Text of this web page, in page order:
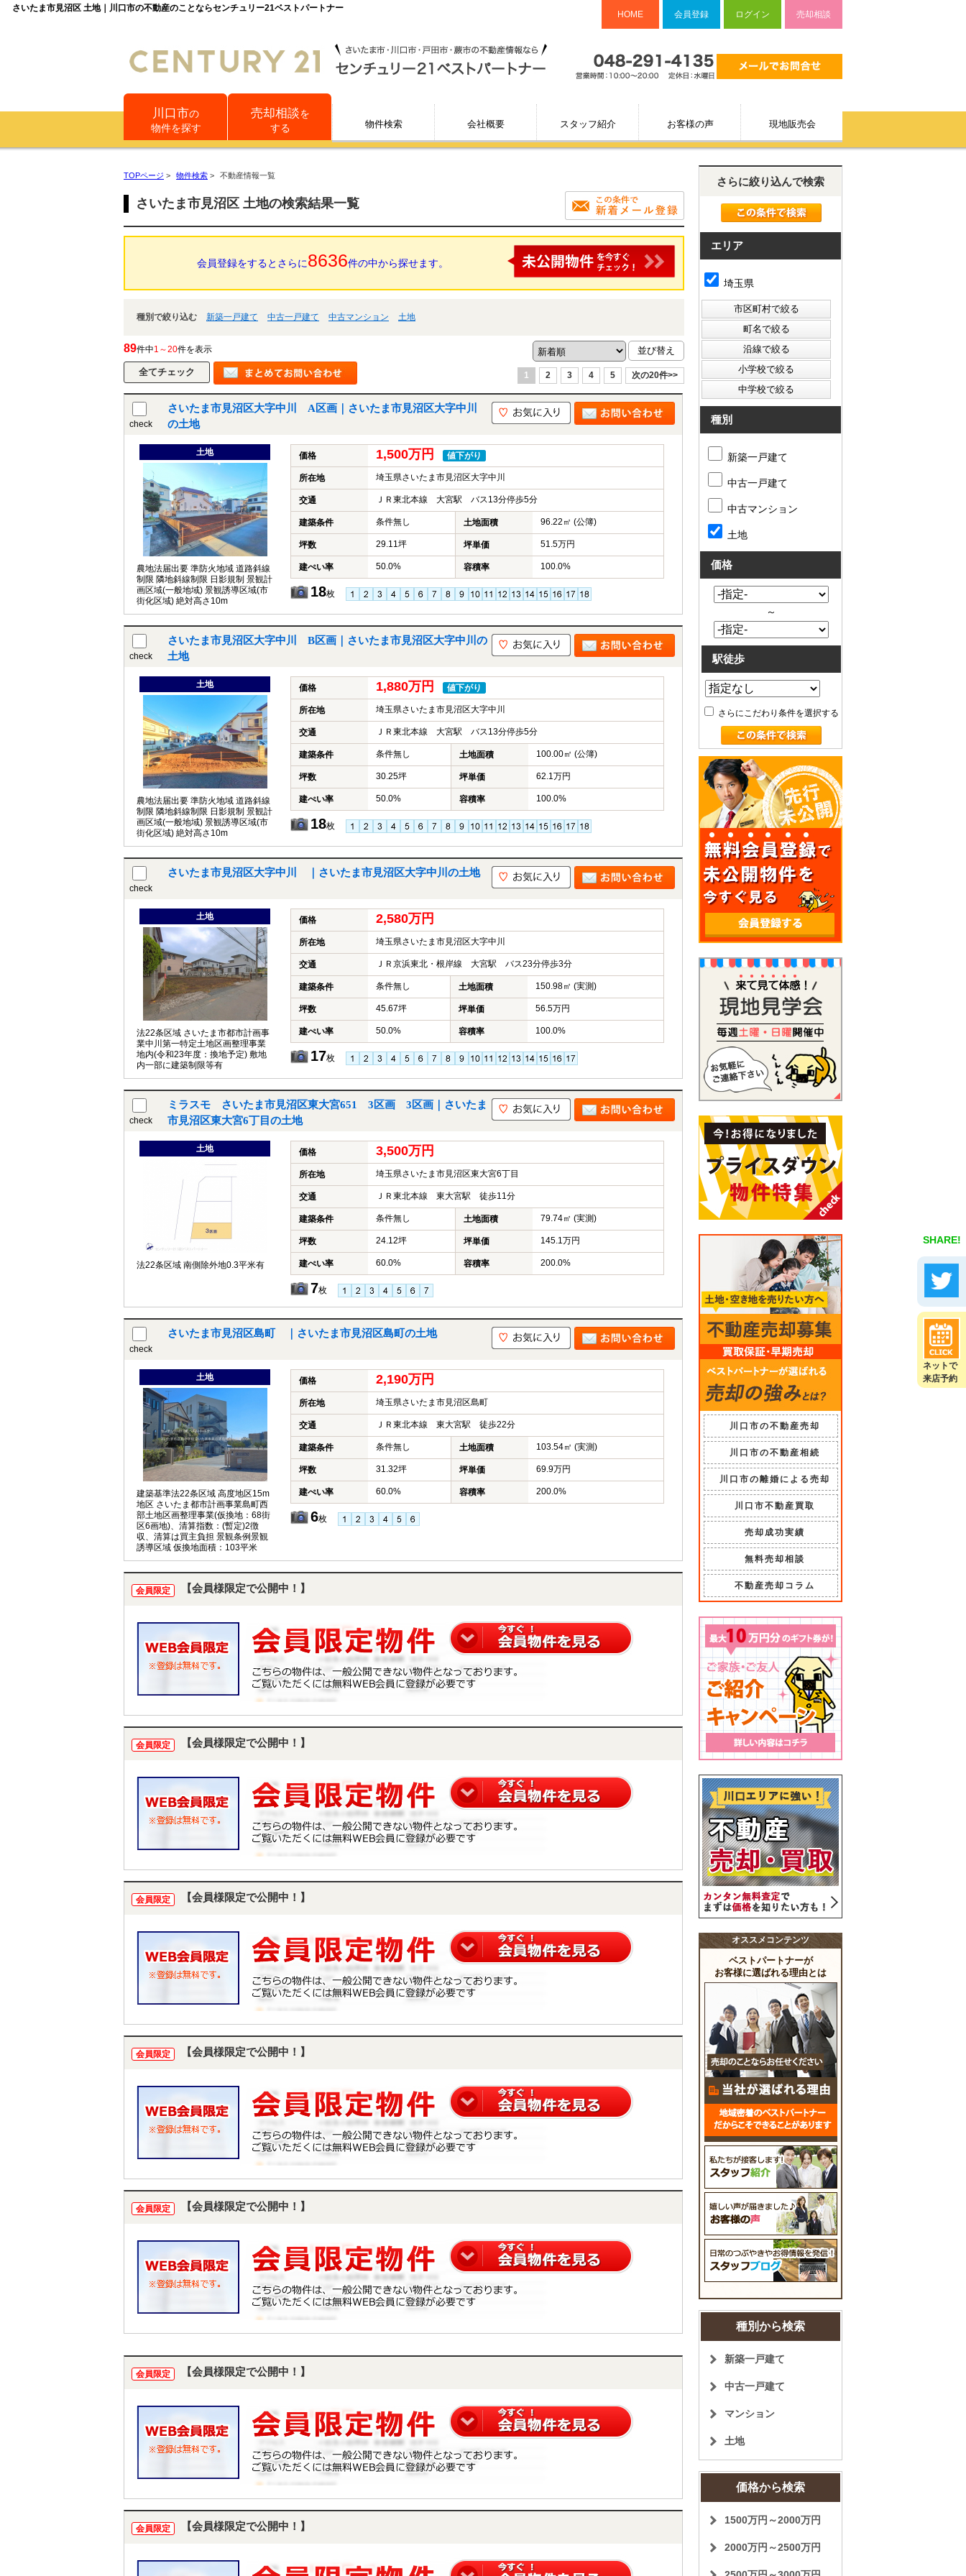
さいたま市見沼区 土地｜川口市の不動産のことならセンチュリー21ベストパートナー
HOME 会員登録 ログイン 売却相談
川口市の
物件を探す
売却相談を
する
物件検索 会社概要 スタッフ紹介 お客様の声 現地販売会
SHARE!
ネットで
来店予約
TOPページ > 物件検索 > 不動産情報一覧
さいたま市見沼区 土地の検索結果一覧
会員登録をするとさらに8636件の中から探せます。
種別で絞り込む 新築一戸建て 中古一戸建て 中古マンション 土地
89件中1～20件を表示
1 2 3 4 5 次の20件>>
check
さいたま市見沼区大字中川 A区画｜さいたま市見沼区大字中川
の土地
土地
農地法届出要 準防火地域 道路斜線
制限 隣地斜線制限 日影規制 景観計
画区域(一般地域) 景観誘導区域(市
街化区域) 絶対高さ10m
価格 1,500万円 値下がり
所在地 埼玉県さいたま市見沼区大字中川
交通 ＪＲ東北本線 大宮駅 バス13分停歩5分
建築条件 条件無し 土地面積 96.22㎡ (公簿)
坪数 29.11坪 坪単価 51.5万円
建ぺい率 50.0% 容積率 100.0%
18枚
check
さいたま市見沼区大字中川 B区画｜さいたま市見沼区大字中川の
土地
土地
農地法届出要 準防火地域 道路斜線
制限 隣地斜線制限 日影規制 景観計
画区域(一般地域) 景観誘導区域(市
街化区域) 絶対高さ10m
価格 1,880万円 値下がり
所在地 埼玉県さいたま市見沼区大字中川
交通 ＪＲ東北本線 大宮駅 バス13分停歩5分
建築条件 条件無し 土地面積 100.00㎡ (公簿)
坪数 30.25坪 坪単価 62.1万円
建ぺい率 50.0% 容積率 100.0%
18枚
check
さいたま市見沼区大字中川 ｜さいたま市見沼区大字中川の土地
土地
法22条区域 さいたま市都市計画事
業中川第一特定土地区画整理事業
地内(令和23年度：換地予定) 敷地
内一部に建築制限等有
価格 2,580万円
所在地 埼玉県さいたま市見沼区大字中川
交通 ＪＲ京浜東北・根岸線 大宮駅 バス23分停歩3分
建築条件 条件無し 土地面積 150.98㎡ (実測)
坪数 45.67坪 坪単価 56.5万円
建ぺい率 50.0% 容積率 100.0%
17枚
check
ミラスモ さいたま市見沼区東大宮651 3区画 3区画｜さいたま
市見沼区東大宮6丁目の土地
土地
法22条区域 南側除外地0.3平米有
価格 3,500万円
所在地 埼玉県さいたま市見沼区東大宮6丁目
交通 ＪＲ東北本線 東大宮駅 徒歩11分
建築条件 条件無し 土地面積 79.74㎡ (実測)
坪数 24.12坪 坪単価 145.1万円
建ぺい率 60.0% 容積率 200.0%
7枚
check
さいたま市見沼区島町 ｜さいたま市見沼区島町の土地
土地
建築基準法22条区域 高度地区15m
地区 さいたま都市計画事業島町西
部土地区画整理事業(仮換地：68街
区6画地)、清算指数：(暫定)2徴
収、清算は買主負担 景観条例景観
誘導区域 仮換地面積：103平米
価格 2,190万円
所在地 埼玉県さいたま市見沼区島町
交通 ＪＲ東北本線 東大宮駅 徒歩22分
建築条件 条件無し 土地面積 103.54㎡ (実測)
坪数 31.32坪 坪単価 69.9万円
建ぺい率 60.0% 容積率 200.0%
6枚
会員限定 【会員様限定で公開中！】
会員限定 【会員様限定で公開中！】
会員限定 【会員様限定で公開中！】
会員限定 【会員様限定で公開中！】
会員限定 【会員様限定で公開中！】
会員限定 【会員様限定で公開中！】
会員限定 【会員様限定で公開中！】
さらに絞り込んで検索
エリア
埼玉県
種別
新築一戸建て
中古一戸建て
中古マンション
土地
価格
～
駅徒歩
さらにこだわり条件を選択する
川口市の不動産売却
川口市の不動産相続
川口市の離婚による売却
川口市不動産買取
売却成功実績
無料売却相談
不動産売却コラム
オススメコンテンツ
ベストパートナーが
お客様に選ばれる理由とは
種別から検索
新築一戸建て
中古一戸建て
マンション
土地
価格から検索
1500万円～2000万円
2000万円～2500万円